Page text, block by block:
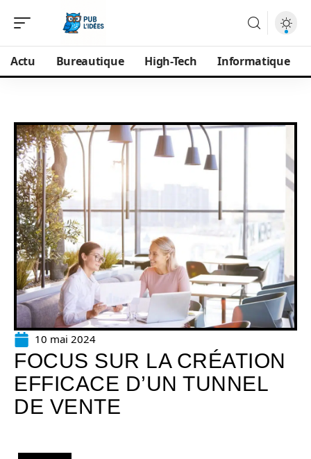
Actu Bureautique High-Tech Informatique
10 mai 2024
FOCUS SUR LA CRÉATION
EFFICACE D’UN TUNNEL
DE VENTE